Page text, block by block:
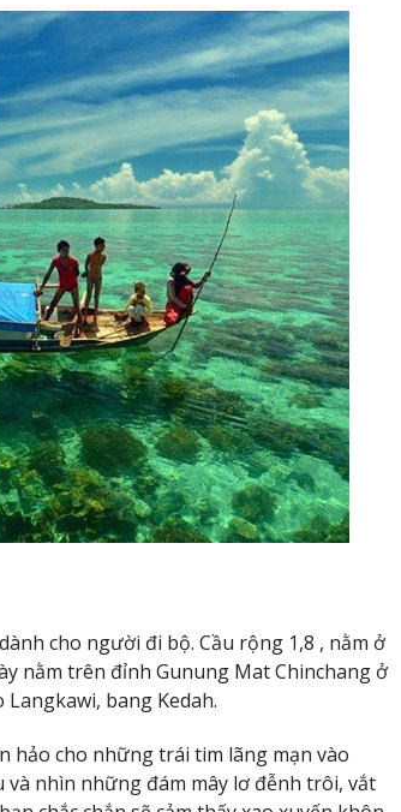
cho người đi bộ. Cầu rộng 1,8 , nằm ở
nằm trên đỉnh Gunung Mat Chinchang ở
bang Kedah.
hảo cho những trái tim lãng mạn vào
và nhìn những đám mây lơ đễnh trôi, vắt